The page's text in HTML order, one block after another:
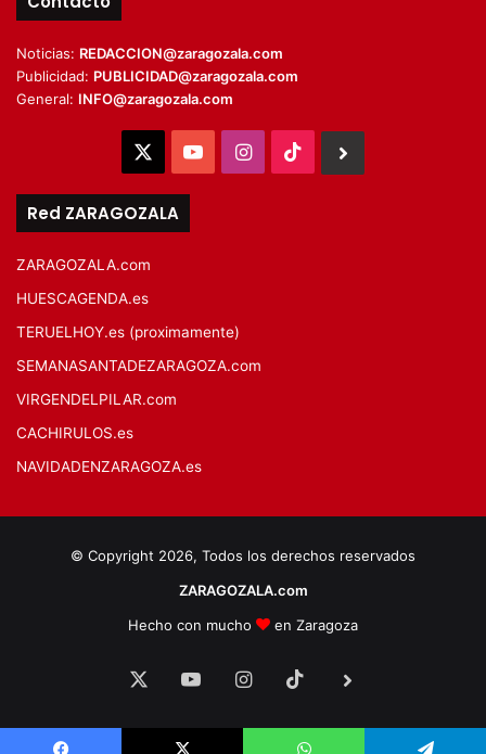
Noticias: REDACCION@zaragozala.com
Publicidad: PUBLICIDAD@zaragozala.com
General: INFO@zaragozala.com
YouTubeInstagram
TikTok
Red ZARAGOZALA
ZARAGOZALA.com
HUESCAGENDA.es
TERUELHOY.es (proximamente)
SEMANASANTADEZARAGOZA.com
VIRGENDELPILAR.com
CACHIRULOS.es
NAVIDADENZARAGOZA.es
© Copyright 2026, Todos los derechos reservados
ZARAGOZALA.com
Hecho con mucho
en Zaragoza
YouTubeInstagram
TikTok